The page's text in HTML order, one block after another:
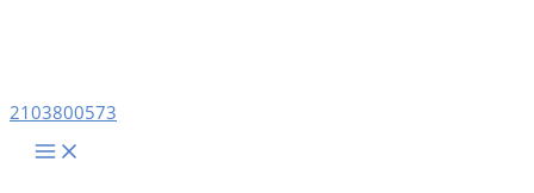
2103800573